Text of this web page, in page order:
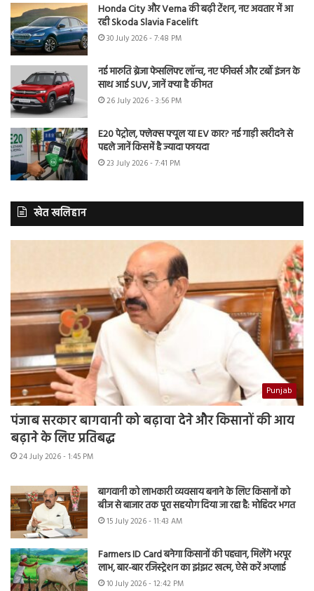
Honda City और Verna की बढ़ी टेंशन, नए अवतार में आ
रही Skoda Slavia Facelift
30 July 2026 - 7:48 PM
नई मारुति ब्रेजा फेसलिफ्ट लॉन्च, नए फीचर्स और टर्बो इंजन के
साथ आई SUV, जानें क्या है कीमत
26 July 2026 - 3:56 PM
E20 पेट्रोल, फ्लेक्स फ्यूल या EV कार? नई गाड़ी खरीदने से
पहले जानें किसमें है ज्यादा फायदा
23 July 2026 - 7:41 PM
खेत खलिहान
Punjab
पंजाब सरकार बागवानी को बढ़ावा देने और किसानों की आय
बढ़ाने के लिए प्रतिबद्ध
24 July 2026 - 1:45 PM
बागवानी को लाभकारी व्यवसाय बनाने के लिए किसानों को
बीज से बाजार तक पूरा सहयोग दिया जा रहा है: मोहिंदर भगत
15 July 2026 - 11:43 AM
Farmers ID Card बनेगा किसानों की पहचान, मिलेंगे भरपूर
लाभ, बार-बार रजिस्ट्रेशन का झंझट खत्म, ऐसे करें अप्लाई
10 July 2026 - 12:42 PM